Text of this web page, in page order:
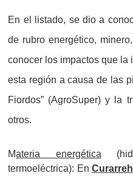
En el listado, se dio a
de rubro energético,
conocer los impactos que la
esta región a causa de las
Fiordos” (AgroSuper) y la
otros.
Materia energética
termoeléctrica): En